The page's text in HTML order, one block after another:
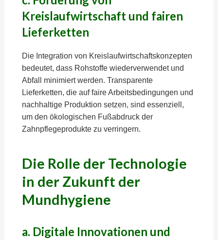
Kreislaufwirtschaft und fairen
Lieferketten
Die Integration von Kreislaufwirtschaftskonzepten
bedeutet, dass Rohstoffe wiederverwendet und
Abfall minimiert werden. Transparente
Lieferketten, die auf faire Arbeitsbedingungen und
nachhaltige Produktion setzen, sind essenziell,
um den ökologischen Fußabdruck der
Zahnpflegeprodukte zu verringern.
Die Rolle der Technologie
in der Zukunft der
Mundhygiene
a. Digitale Innovationen und